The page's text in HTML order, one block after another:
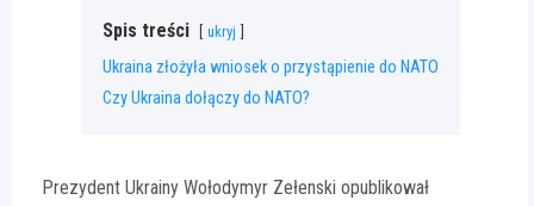
Spis treści ukryj
Ukraina złożyła wniosek o przystąpienie do NATO
Czy Ukraina dołączy do NATO?
Prezydent Ukrainy Wołodymyr Zełenski opublikował